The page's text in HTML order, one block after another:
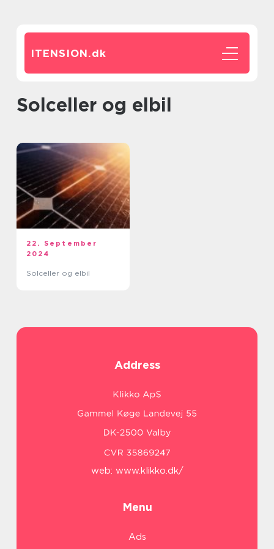
ITENSION.dk
solceller og elbil
22. September
2024
Solceller og elbil
Address
web: www.klikko.dk/
Menu
Ads